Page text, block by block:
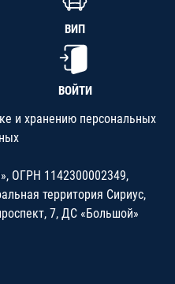
ВИП
ВОЙТИ
и хранению персональных
ОГРН 1142300002349,
территория Сириус,
7, ДС «Большой»